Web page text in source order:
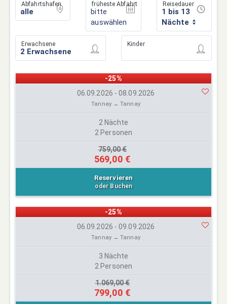
Abfahrtshafen früheste Abfahrt
bitte
auswählen
Reisedauer
1 bis 13
Nächte
Erwachsene Kinder
-25%
06.09.2026 - 08.09.2026
Tannay → Tannay
2 Nächte
2 Personen
759,00 €
569,00 €
Reservieren
oder Buchen
-25%
06.09.2026 - 09.09.2026
Tannay → Tannay
3 Nächte
2 Personen
1.069,00 €
799,00 €